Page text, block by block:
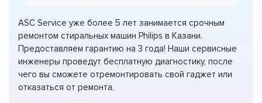
ASC Service уже более 5 лет занимается срочным
ремонтом стиральных машин Philips в Казани.
Предоставляем гарантию на 3 года! Наши сервисные
инженеры проведут бесплатную диагностику, после
чего вы сможете отремонтировать свой гаджет или
отказаться от ремонта.